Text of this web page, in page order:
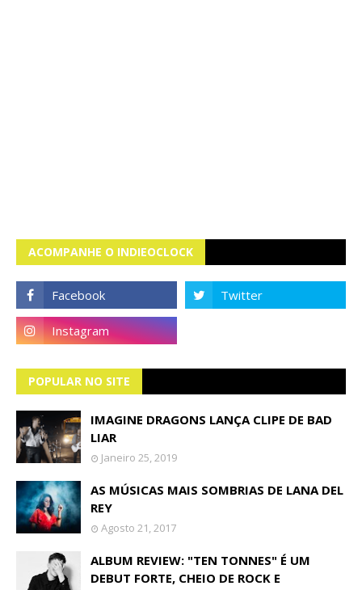
ACOMPANHE O INDIEOCLOCK
POPULAR NO SITE
IMAGINE DRAGONS LANÇA CLIPE DE BAD
LIAR
Janeiro 25, 2019
AS MÚSICAS MAIS SOMBRIAS DE LANA DEL
REY
Agosto 21, 2017
ALBUM REVIEW: "TEN TONNES" É UM
DEBUT FORTE, CHEIO DE ROCK E